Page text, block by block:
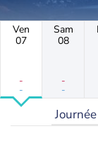
Ven
07
-
-
Sam
08
-
-
Journée